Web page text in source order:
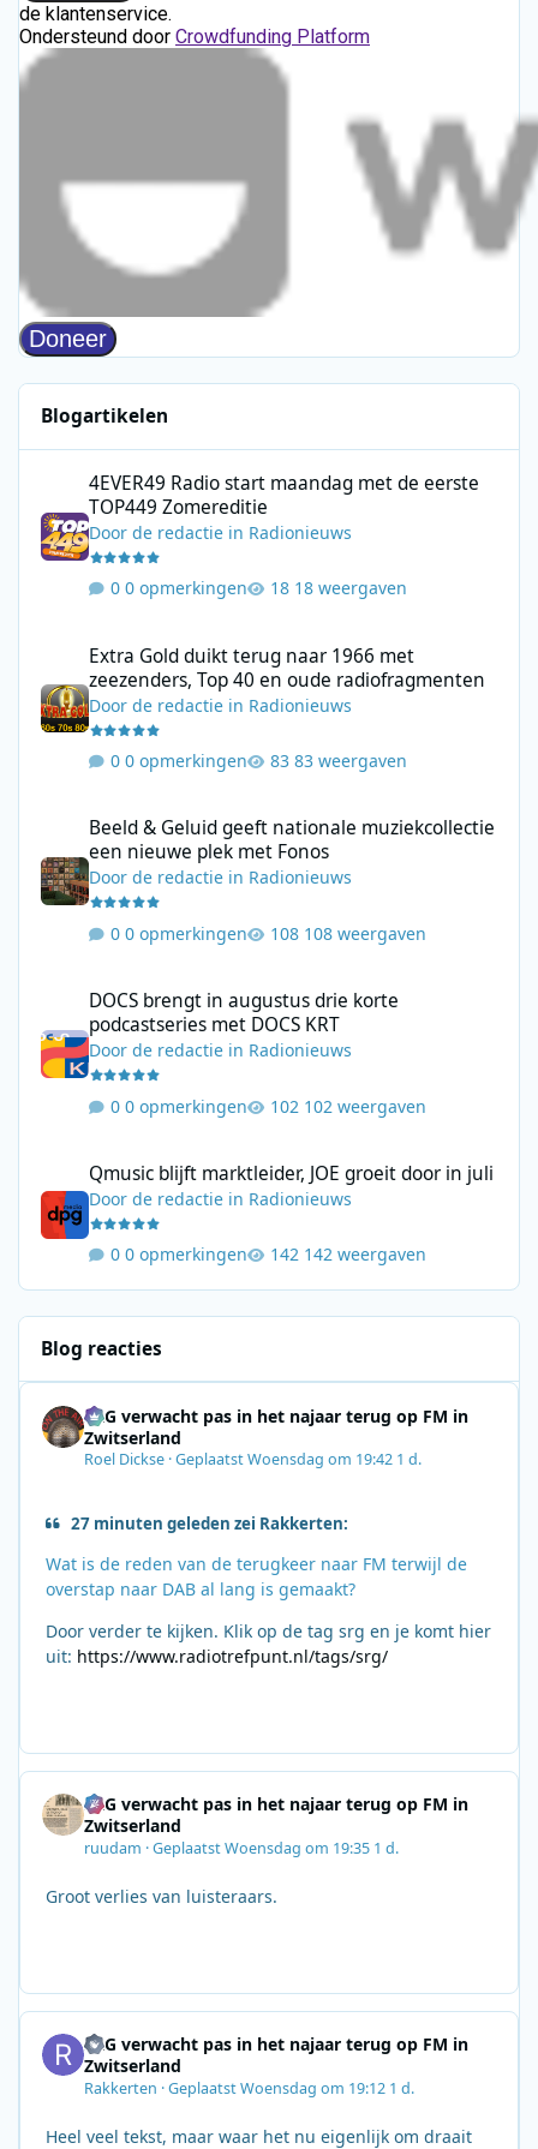
Blogartikelen
4EVER49 Radio start maandag met de eerste
TOP449 Zomereditie
Doorde redactie in Radionieuws
0 opmerkingen 18 weergaven
Extra Gold duikt terug naar 1966 met
zeezenders, Top 40 en oude radiofragmenten
Doorde redactie in Radionieuws
0 opmerkingen 83 weergaven
Beeld & Geluid geeft nationale muziekcollectie
een nieuwe plek met Fonos
Doorde redactie in Radionieuws
0 opmerkingen 108 weergaven
DOCS brengt in augustus drie korte
podcastseries met DOCS KRT
Doorde redactie in Radionieuws
0 opmerkingen 102 weergaven
Qmusic blijft marktleider, JOE groeit door in juli
Doorde redactie in Radionieuws
0 opmerkingen 142 weergaven
Blog reacties
SRG verwacht pas in het najaar terug op FM in
Zwitserland
Roel Dickse ·GeplaatstWoensdag om 19:42 1 d.
27 minuten geleden zei Rakkerten:
Wat is de reden van de terugkeer naar FM terwijl de
overstap naar DAB al lang is gemaakt?
Door verder te kijken. Klik op de tag srg en je komt hier
uit: https://www.radiotrefpunt.nl/tags/srg/
SRG verwacht pas in het najaar terug op FM in
Zwitserland
ruudam ·GeplaatstWoensdag om 19:35 1 d.
Groot verlies van luisteraars.
SRG verwacht pas in het najaar terug op FM in
Zwitserland
Rakkerten ·GeplaatstWoensdag om 19:12 1 d.
Heel veel tekst, maar waar het nu eigenlijk om draait